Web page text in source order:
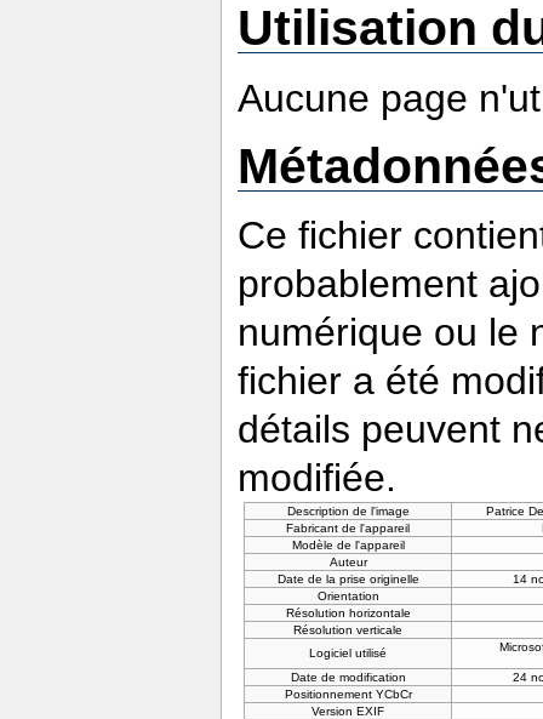
Utilisation
Aucune page
Ce fichier
probablement
numérique ou le
fichier a été
détails peuvent
modifiée.
Description de l'image
Patrice
Fabricant de l'appareil
Modèle de l'appareil
Auteur
Date de la prise originelle
14
Orientation
Résolution horizontale
Résolution verticale
Logiciel utilisé
Date de modification
24
Positionnement YCbCr
Version EXIF